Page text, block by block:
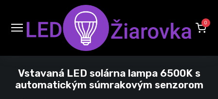
0
Vstavaná LED solárna lampa 6500K s
automatickým súmrakovým senzorom